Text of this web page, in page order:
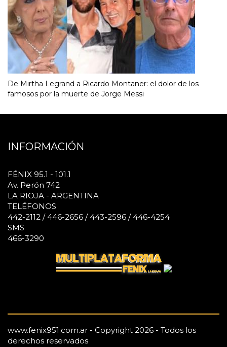
De Mirtha Legrand a Ricardo Montaner: el dolor de los
famosos por la muerte de Jorge Messi
INFORMACIÓN
FÉNIX 95.1 - 101.1
Av. Perón 742
LA RIOJA - ARGENTINA
TELÉFONOS
442-2112 / 446-2656 / 443-2596 / 446-4254
SMS
466-3290
www.fenix951.com.ar - Copyright 2026 - Todos los
derechos reservados